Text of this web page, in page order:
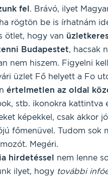
fel. Brávó, ilyet
rögtön be is írhatnám
ötlet, hogy van
Budapestet, hacsak
nem hiszem. Figyelni
üzlet Fő helyett a Fo
értelmetlen az oldal
stb. ikonokra kattintva
képekkel, csak akkor
főmenüvel. Tudom sok
Megéri.
hirdetéssel nem lenne
ilyet, hogy további